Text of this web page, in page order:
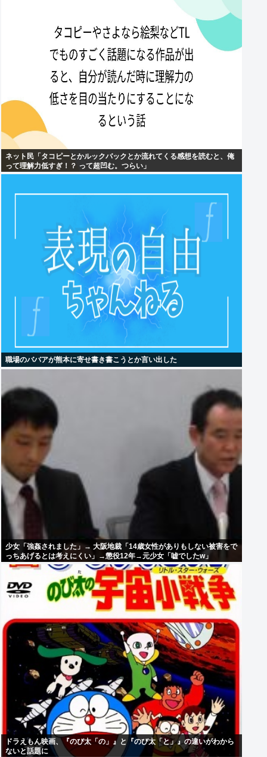
ネット民「タコピーとかルックバックとか流れてくる感想を読むと、俺
って理解力低すぎ！？ って超凹む。つらい」
職場のババアが熊本に寄せ書き書こうとか言い出した
少女「強姦されました」→ 大阪地裁「14歳女性がありもしない被害をで
っちあげるとは考えにくい」→懲役12年→元少女「嘘でしたw」
ドラえもん映画、『のび太「の」』と『のび太「と」』の違いがわから
ないと話題に